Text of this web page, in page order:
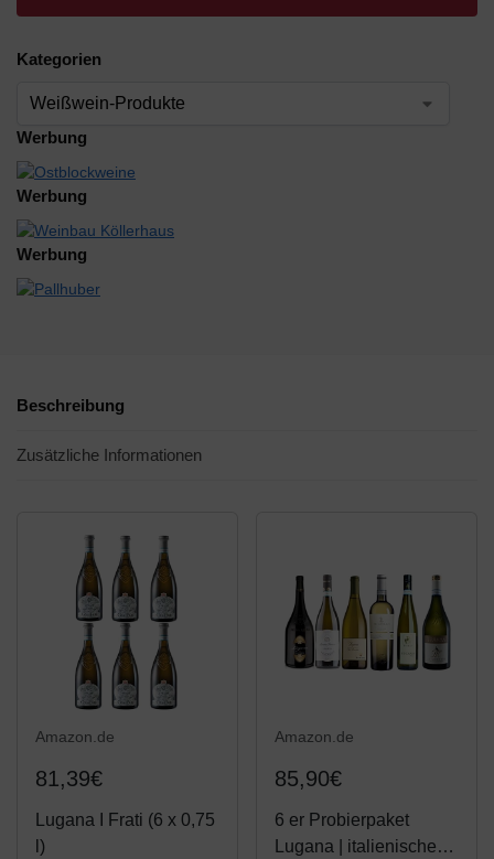
Kategorien
Werbung
Werbung
Werbung
Beschreibung
Zusätzliche Informationen
Amazon.de
81,39€
Lugana I Frati (6 x 0,75
l)
Amazon.de
85,90€
6 er Probierpaket
Lugana | italienischer